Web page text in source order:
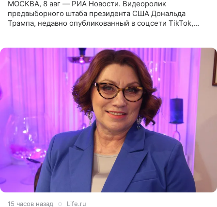
МОСКВА, 8 авг — РИА Новости. Видеоролик
предвыборного штаба президента США Дональда
Трампа, недавно опубликованный в соцсети TikTok,
15 часов назад Life.ru